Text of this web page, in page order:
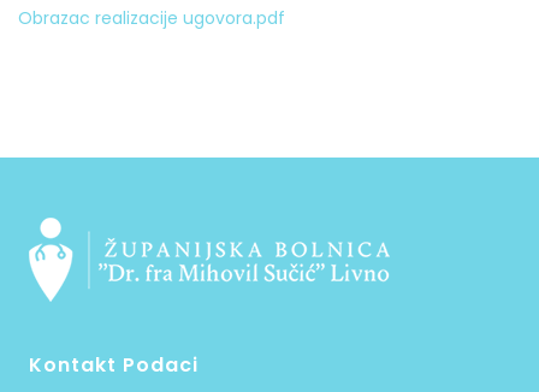
Obrazac realizacije ugovora.pdf
Kontakt Podaci